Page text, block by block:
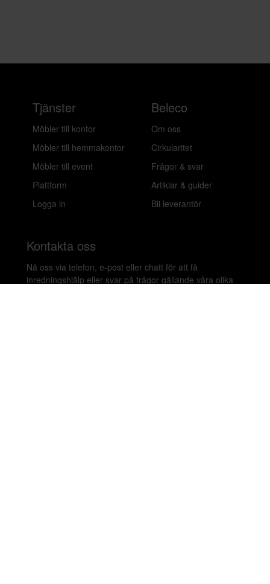
Tjänster
Möbler till kontor
Möbler till hemmakontor
Möbler till event
Plattform
Logga in
Beleco
Om oss
Cirkularitet
Frågor & svar
Artiklar & guider
Bli leverantör
Kontakta oss
Nå oss via telefon, e-post eller chatt för att få
inredningshjälp eller svar på frågor gällande våra olika